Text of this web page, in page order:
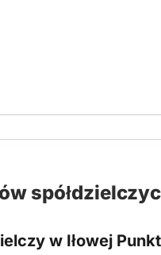
w Iłowej